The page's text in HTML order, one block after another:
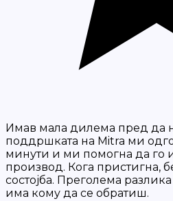
Имав мала дилема пред да
поддршката на Mitra ми
минути и ми помогна да го
производ. Кога пристигна,
состојба. Преголема
има кому да се обратиш.